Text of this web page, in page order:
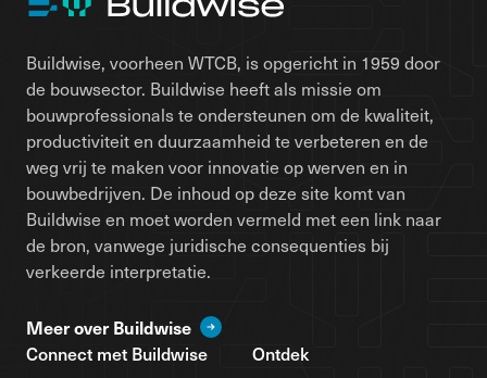
Buildwise, voorheen WTCB, is opgericht in 1959 door
de bouwsector. Buildwise heeft als missie om
bouwprofessionals te ondersteunen om de kwaliteit,
productiviteit en duurzaamheid te verbeteren en de
weg vrij te maken voor innovatie op werven en in
bouwbedrijven. De inhoud op deze site komt van
Buildwise en moet worden vermeld met een link naar
de bron, vanwege juridische consequenties bij
verkeerde interpretatie.
Meer over Buildwise
Connect met Buildwise
Ontdek